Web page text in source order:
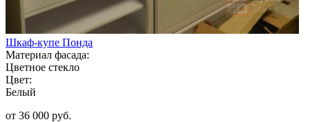
Шкаф-купе Понда
Материал фасада:
Цветное стекло
Цвет:
Белый
от 36 000 руб.